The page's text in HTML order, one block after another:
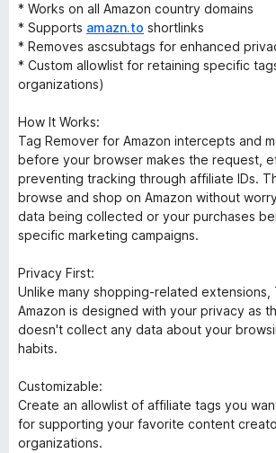
* Works on all Amazon country domains
* Supports amazn.to shortlinks
* Removes ascsubtags for enhanced
* Custom allowlist for retaining specific
organizations)
How It Works:
Tag Remover for Amazon intercepts and
before your browser makes the request,
preventing tracking through affiliate IDs.
browse and shop on Amazon without
data being collected or your purchases
specific marketing campaigns.
Privacy First:
Unlike many shopping-related extensions,
Amazon is designed with your privacy as
doesn't collect any data about your
habits.
Customizable:
Create an allowlist of affiliate tags you
for supporting your favorite content
organizations.